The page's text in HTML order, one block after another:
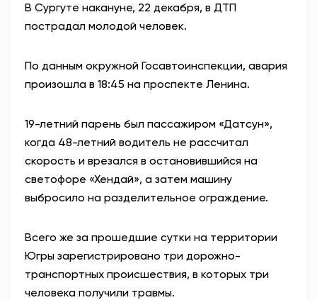
В Сургуте накануне, 22 декабря, в ДТП
пострадал молодой человек.
По данным окружной Госавтоинспекции, авария
произошла в 18:45 на проспекте Ленина.
19-летний парень был пассажиром «Датсун»,
когда 48-летний водитель не рассчитал
скорость и врезался в остановившийся на
светофоре «Хендай», а затем машину
выбросило на разделительное ограждение.
Всего же за прошедшие сутки на территории
Югры зарегистрировано три дорожно-
транспортных происшествия, в которых три
человека получили травмы.